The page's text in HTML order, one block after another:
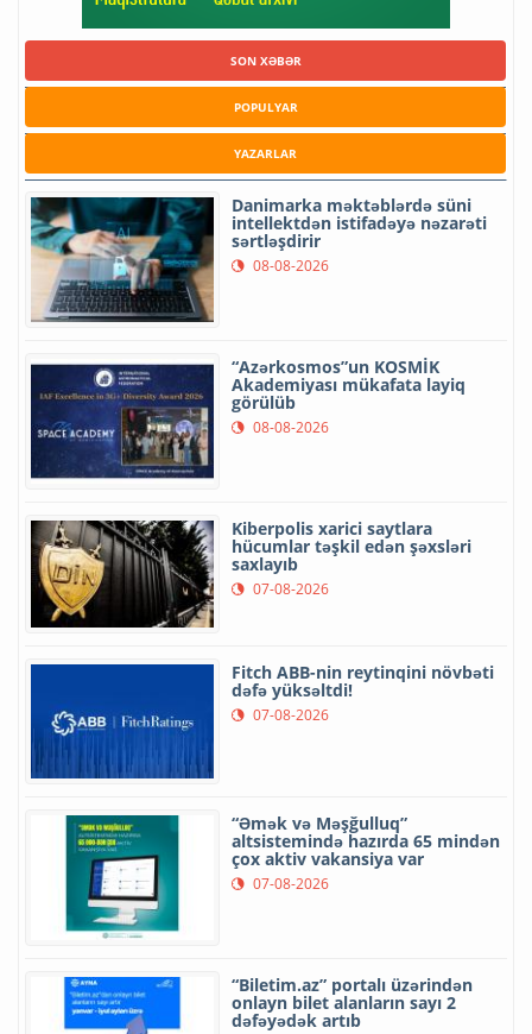
SON XƏBƏR
POPULYAR
YAZARLAR
Danimarka məktəblərdə süni
intellektdən istifadəyə nəzarəti
sərtləşdirir
08-08-2026
“Azərkosmos”un KOSMİK
Akademiyası mükafata layiq
görülüb
08-08-2026
Kiberpolis xarici saytlara
hücumlar təşkil edən şəxsləri
saxlayıb
07-08-2026
Fitch ABB-nin reytinqini növbəti
dəfə yüksəltdi!
07-08-2026
“Əmək və Məşğulluq”
altsistemində hazırda 65 mindən
çox aktiv vakansiya var
07-08-2026
“Biletim.az” portalı üzərindən
onlayn bilet alanların sayı 2
dəfəyədək artıb